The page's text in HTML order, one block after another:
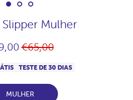
Mulher
Preço
€65,00
TESTE DE 30 DIAS
MULHER